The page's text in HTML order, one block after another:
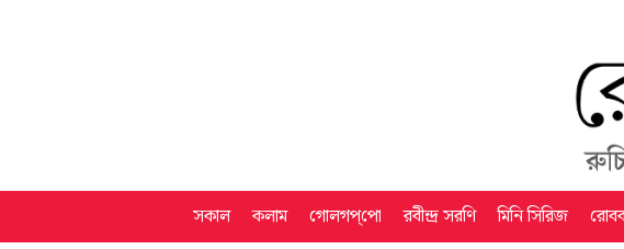
সকাল কলাম গোলগপ্‌পো রবীন্দ্র সরণি মিনি সিরিজ